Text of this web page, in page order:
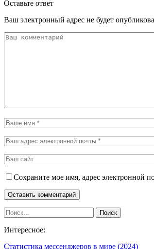
Оставьте ответ
Ваш электронный адрес не будет
Сохраните мое имя, адрес электронной
Интересное:
Статистика мессенджеров в мире (2024)